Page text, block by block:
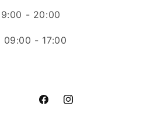
- 20:00
09:00 - 17:00
FacebookInstagram